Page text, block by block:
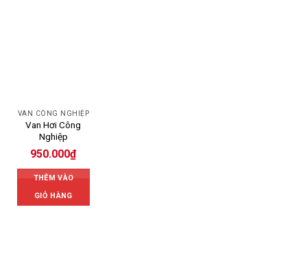
VAN CÔNG NGHIỆP
Van Hơi Công
Nghiệp
950.000₫
THÊM VÀO
GIỎ HÀNG